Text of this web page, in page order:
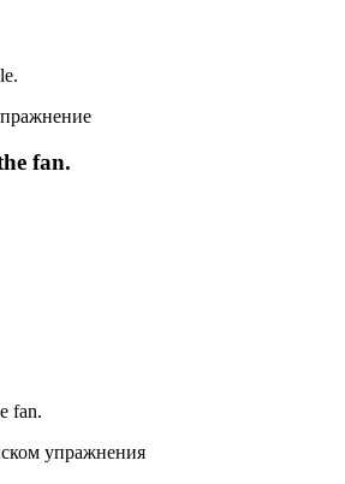
fan.
fan.